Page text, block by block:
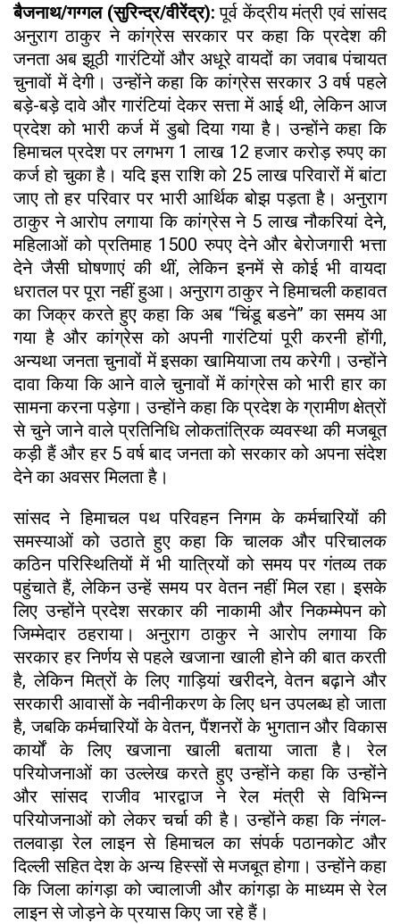
बैजनाथ/गग्गल (सुरिन्द्र/वीरेंद्र):पूर्व केंद्रीय मंत्री एवं सांसद
अनुराग ठाकुर ने कांग्रेस सरकार पर कहा कि प्रदेश की
जनता अब झूठी गारंटियों और अधूरे वायदों का जवाब पंचायत
चुनावों में देगी। उन्होंने कहा कि कांग्रेस सरकार 3 वर्ष पहले
बड़े-बड़े दावे और गारंटियां देकर सत्ता में आई थी, लेकिन आज
प्रदेश को भारी कर्ज में डुबो दिया गया है। उन्होंने कहा कि
हिमाचल प्रदेश पर लगभग 1 लाख 12 हजार करोड़ रुपए का
कर्ज हो चुका है। यदि इस राशि को 25 लाख परिवारों में बांटा
जाए तो हर परिवार पर भारी आर्थिक बोझ पड़ता है। अनुराग
ठाकुर ने आरोप लगाया कि कांग्रेस ने 5 लाख नौकरियां देने,
महिलाओं को प्रतिमाह 1500 रुपए देने और बेरोजगारी भत्ता
देने जैसी घोषणाएं की थीं, लेकिन इनमें से कोई भी वायदा
धरातल पर पूरा नहीं हुआ। अनुराग ठाकुर ने हिमाचली कहावत
का जिक्र करते हुए कहा कि अब “चिंडू बडने” का समय आ
गया है और कांग्रेस को अपनी गारंटियां पूरी करनी होंगी,
अन्यथा जनता चुनावों में इसका खामियाजा तय करेगी। उन्होंने
दावा किया कि आने वाले चुनावों में कांग्रेस को भारी हार का
सामना करना पड़ेगा। उन्होंने कहा कि प्रदेश के ग्रामीण क्षेत्रों
से चुने जाने वाले प्रतिनिधि लोकतांत्रिक व्यवस्था की मजबूत
कड़ी हैं और हर 5 वर्ष बाद जनता को सरकार को अपना संदेश
देने का अवसर मिलता है।
सांसद ने हिमाचल पथ परिवहन निगम के कर्मचारियों की
समस्याओं को उठाते हुए कहा कि चालक और परिचालक
कठिन परिस्थितियों में भी यात्रियों को समय पर गंतव्य तक
पहुंचाते हैं, लेकिन उन्हें समय पर वेतन नहीं मिल रहा। इसके
लिए उन्होंने प्रदेश सरकार की नाकामी और निकम्मेपन को
जिम्मेदार ठहराया। अनुराग ठाकुर ने आरोप लगाया कि
सरकार हर निर्णय से पहले खजाना खाली होने की बात करती
है, लेकिन मित्रों के लिए गाड़ियां खरीदने, वेतन बढ़ाने और
सरकारी आवासों के नवीनीकरण के लिए धन उपलब्ध हो जाता
है, जबकि कर्मचारियों के वेतन, पैंशनरों के भुगतान और विकास
कार्यों के लिए खजाना खाली बताया जाता है। रेल
परियोजनाओं का उल्लेख करते हुए उन्होंने कहा कि उन्होंने
और सांसद राजीव भारद्वाज ने रेल मंत्री से विभिन्न
परियोजनाओं को लेकर चर्चा की है। उन्होंने कहा कि नंगल-
तलवाड़ा रेल लाइन से हिमाचल का संपर्क पठानकोट और
दिल्ली सहित देश के अन्य हिस्सों से मजबूत होगा। उन्होंने कहा
कि जिला कांगड़ा को ज्वालाजी और कांगड़ा के माध्यम से रेल
लाइन से जोड़ने के प्रयास किए जा रहे हैं।